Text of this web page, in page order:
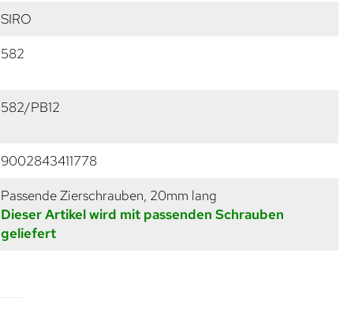
SIRO
582
582/PB12
9002843411778
Passende Zierschrauben, 20mm lang
Dieser Artikel wird mit passenden Schrauben
geliefert